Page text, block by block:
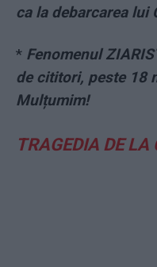
ca la debarcarea lui
* Fenomenul
de cititori, peste 18
Mulțumim!
TRAGEDIA DE LA